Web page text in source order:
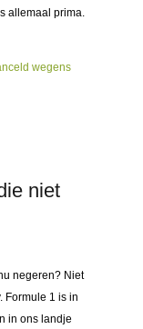
allemaal prima.
wegens
niet
negeren? Niet
Formule 1 is in
in ons landje